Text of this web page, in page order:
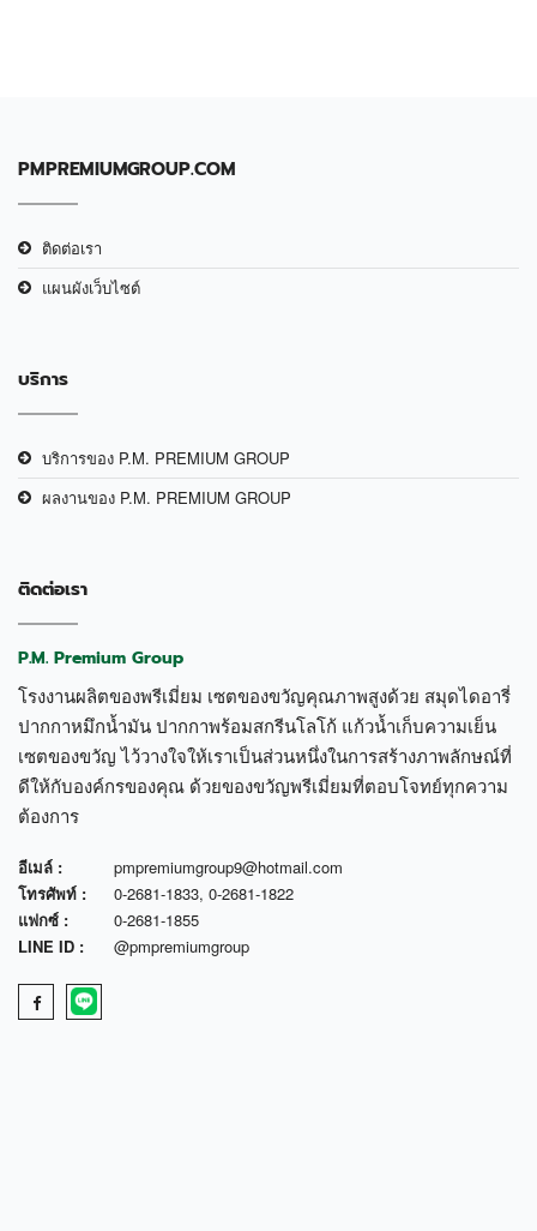
PMPREMIUMGROUP.COM
ติดต่อเรา
แผนผังเว็บไซต์
บริการ
บริการของ P.M. PREMIUM GROUP
ผลงานของ P.M. PREMIUM GROUP
ติดต่อเรา
P.M. Premium Group
โรงงานผลิตของพรีเมี่ยม เซตของขวัญคุณภาพสูงด้วย สมุดไดอารี่
ปากกาหมึกน้ำมัน ปากกาพร้อมสกรีนโลโก้ แก้วน้ำเก็บความเย็น
เซตของขวัญ ไว้วางใจให้เราเป็นส่วนหนึ่งในการสร้างภาพลักษณ์ที่
ดีให้กับองค์กรของคุณ ด้วยของขวัญพรีเมี่ยมที่ตอบโจทย์ทุกความ
ต้องการ
อีเมล์ :
pmpremiumgroup9@hotmail.com
โทรศัพท์ :
0-2681-1833, 0-2681-1822
แฟกซ์ :
0-2681-1855
LINE ID :
@pmpremiumgroup